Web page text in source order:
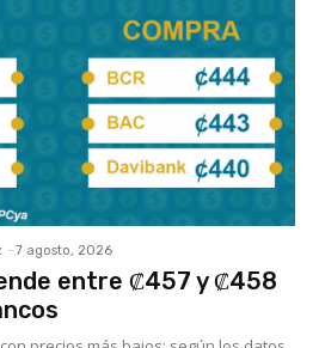
- 7 agosto, 2026
entre ₡457 y ₡458